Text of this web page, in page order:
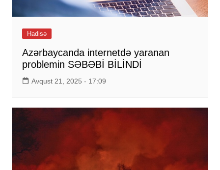
Hadisə
Azərbaycanda internetdə yaranan
problemin SƏBƏBİ BİLİNDİ
Avqust 21, 2025 - 17:09